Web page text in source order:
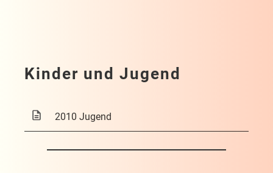
Kinder und Jugend
2010 Jugend